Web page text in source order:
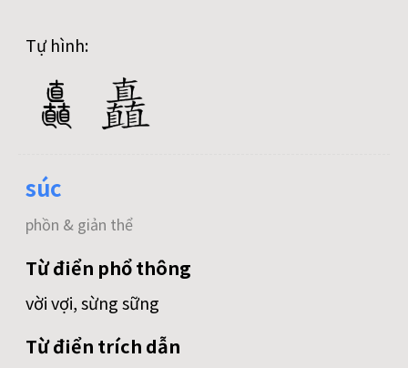
Tự hình:
súc
phồn & giản thể
Từ điển phổ thông
vời vợi, sừng sững
Từ điển trích dẫn